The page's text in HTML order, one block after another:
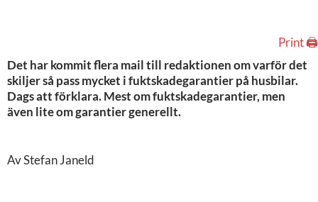
Print 🖨
Det har kommit flera mail till redaktionen om varför det
skiljer så pass mycket i fuktskadegarantier på husbilar.
Dags att förklara. Mest om fuktskadegarantier, men
även lite om garantier generellt.
Av Stefan Janeld